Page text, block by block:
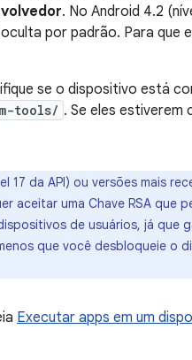
. No Android 4.2
por padrão. Para que
se o dispositivo está
tools/ . Se eles estiverem
da API) ou versões mais
aceitar uma Chave RSA que
de usuários, já que
que você desbloqueie o
Executar apps em um